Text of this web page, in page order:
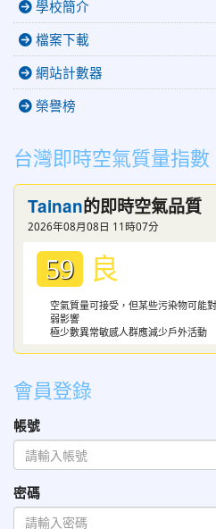
學校簡介
檔案下載
網站計數器
榮譽榜
台灣即時空氣質量指數
Tainan的即時空氣品質
2026年08月08日 11時07分
59 良
空氣質量可接受，但某些污染物可能
弱影響
極少數異常敏感人群應減少戶外活動
會員登錄
帳號
密碼